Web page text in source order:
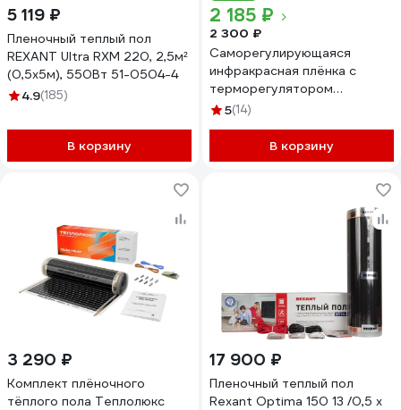
5 119 ₽
Пленочный теплый пол
REXANT Ultra RXM 220, 2,5м²
(0,5х5м), 550Вт 51-0504-4
4.9(185)
В корзину
2 185 ₽
2 300 ₽
Саморегулирующаяся
инфракрасная плёнка с
терморегулятором
ТеплоСофт 0,5 м2 оранж/
5(14)
В корзину
3 290 ₽
Комплект плёночного
тёплого пола Теплолюкс
17 900 ₽
Пленочный теплый пол
Rexant Optima 150 13 /0,5 х